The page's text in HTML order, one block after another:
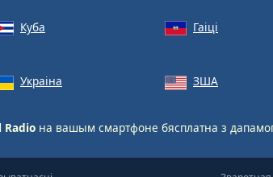
Куба Гаіці
Украіна ЗША
Radio на вашым смартфоне бясплатна з